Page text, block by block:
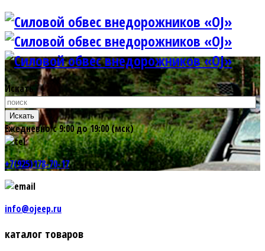
Искать
Искать
Ежедневно с 9:00 до 19:00 (мск)
+7(925)178-70-17
info@ojeep.ru
каталог товаров